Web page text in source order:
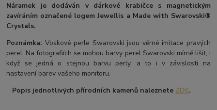
Náramek je dodáván v dárkové krabičce s magnetickým
zavíráním označené logem Jewellis a Made with Swarovski®
Crystals.
Poznámka: Voskové perle Swarovski jsou věrné imitace pravých
perel. Na fotografiích se mohou barvy perel Swarovski mírně lišit, i
když se jedná o stejnou barvu perly, a to i v závislosti na
nastavení barev vašeho monitoru.
Popis jednotlivých přírodních kamenů naleznete ZDE.